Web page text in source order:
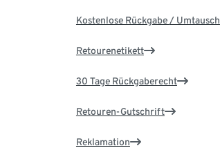
Kostenlose Rückgabe / Umtausch
Retourenetikett
30 Tage Rückgaberecht
Retouren-Gutschrift
Reklamation